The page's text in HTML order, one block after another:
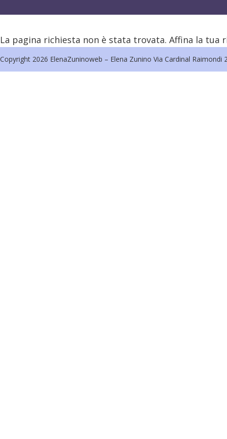
La pagina richiesta non è stata trovata. Affina la
Copyright 2026 ElenaZuninoweb – Elena Zunino Via Cardinal Raimondi